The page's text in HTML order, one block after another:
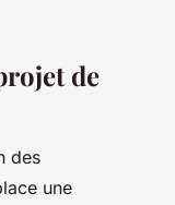
de
des
une